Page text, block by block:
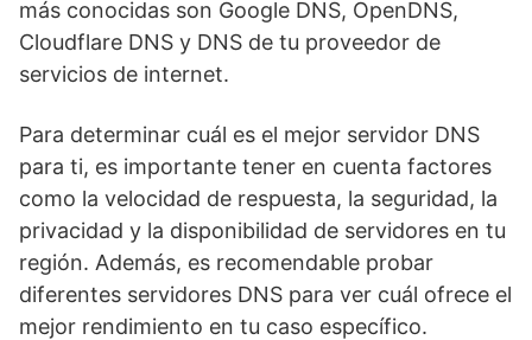
más conocidas son Google DNS, OpenDNS,
Cloudflare DNS y DNS de tu proveedor de
servicios de internet.
Para determinar cuál es el mejor servidor DNS
para ti, es importante tener en cuenta factores
como la velocidad de respuesta, la seguridad, la
privacidad y la disponibilidad de servidores en tu
región. Además, es recomendable probar
diferentes servidores DNS para ver cuál ofrece el
mejor rendimiento en tu caso específico.